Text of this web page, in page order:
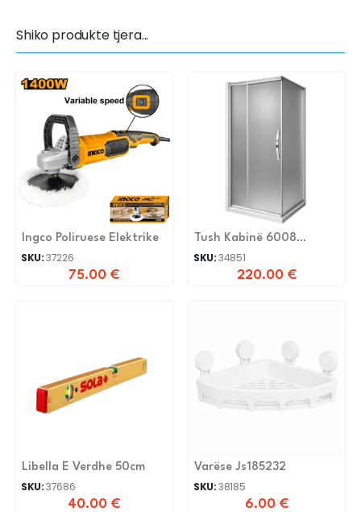
Shiko produkte tjera...
Ingco Poliruese Elektrike
SKU:37226
75.00 €
Tush Kabinë 6008
100x100x200cm 6mm
SKU:34851
220.00 €
Libella E Verdhe 50cm
SKU:37686
40.00 €
Varëse Js185232
SKU:38185
6.00 €